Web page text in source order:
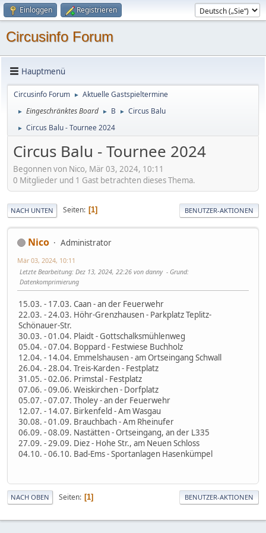
Einloggen Registrieren
Circusinfo Forum
Hauptmenü
Circusinfo Forum ► Aktuelle Gastspieltermine
► Eingeschränktes Board ► B ► Circus Balu
► Circus Balu - Tournee 2024
Circus Balu - Tournee 2024
Begonnen von Nico, Mär 03, 2024, 10:11
0 Mitglieder und 1 Gast betrachten dieses Thema.
NACH UNTEN Seiten 1 BENUTZER-AKTIONEN
Nico Administrator
Mär 03, 2024, 10:11
Letzte Bearbeitung: Dez 13, 2024, 22:26 von danny Grund:
Datenkomprimierung
15.03. - 17.03. Caan - an der Feuerwehr
22.03. - 24.03. Höhr-Grenzhausen - Parkplatz Teplitz-
Schönauer-Str.
30.03. - 01.04. Plaidt - Gottschalksmühlenweg
05.04. - 07.04. Boppard - Festwiese Buchholz
12.04. - 14.04. Emmelshausen - am Ortseingang Schwall
26.04. - 28.04. Treis-Karden - Festplatz
31.05. - 02.06. Primstal - Festplatz
07.06. - 09.06. Weiskirchen - Dorfplatz
05.07. - 07.07. Tholey - an der Feuerwehr
12.07. - 14.07. Birkenfeld - Am Wasgau
30.08. - 01.09. Brauchbach - Am Rheinufer
06.09. - 08.09. Nastätten - Ortseingang, an der L335
27.09. - 29.09. Diez - Hohe Str., am Neuen Schloss
04.10. - 06.10. Bad-Ems - Sportanlagen Hasenkümpel
NACH OBEN Seiten 1 BENUTZER-AKTIONEN